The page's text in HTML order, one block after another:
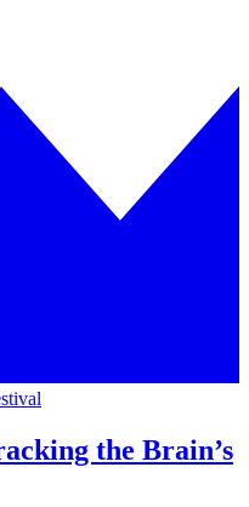
the Brain’s